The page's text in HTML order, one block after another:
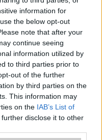
information for
the below opt-out
note that after your
continue seeing
information utilized by
to third parties prior to
out of the further
by third parties on the
This information may
on the IAB’s List of
disclose it to other
Miért is?